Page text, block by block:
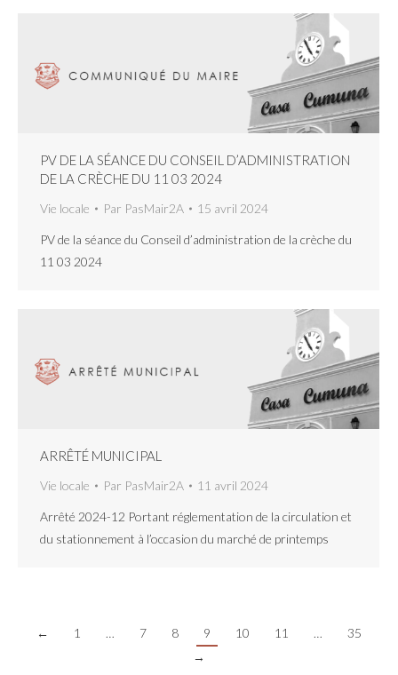
PV DE LA SÉANCE DU CONSEIL D’ADMINISTRATION
DE LA CRÈCHE DU 11 03 2024
Vie locale Par PasMair2A 15 avril 2024
PV de la séance du Conseil d’administration de la crèche du
11 03 2024
ARRÊTÉ MUNICIPAL
Vie locale Par PasMair2A 11 avril 2024
Arrêté 2024-12 Portant réglementation de la circulation et
du stationnement à l’occasion du marché de printemps
← 1 … 7 8 9 10 11 …
35
→